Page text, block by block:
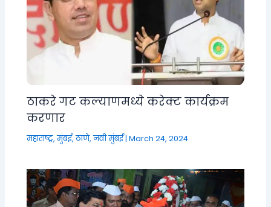
ठाकरे गट कल्याणमध्ये करेक्ट कार्यक्रम
करणार
महाराष्ट्र,मुंबई, ठाणे, नवी मुंबई|March 24, 2024